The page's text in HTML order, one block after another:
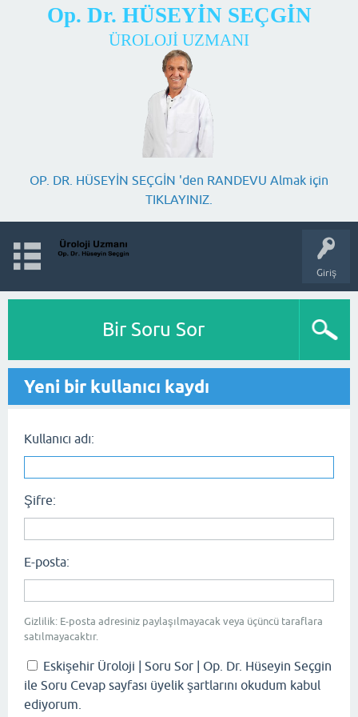
Op. Dr. HÜSEYİN SEÇGİN
ÜROLOJİ UZMANI
OP. DR. HÜSEYİN SEÇGİN 'den RANDEVU Almak için
TIKLAYINIZ.
Giriş
Bir Soru Sor
Yeni bir kullanıcı kaydı
Kullanıcı adı:
Şifre:
E-posta:
Gizlilik: E-posta adresiniz paylaşılmayacak veya üçüncü taraflara
satılmayacaktır.
Eskişehir Üroloji | Soru Sor | Op. Dr. Hüseyin Seçgin
ile Soru Cevap sayfası üyelik şartlarını okudum kabul
ediyorum.